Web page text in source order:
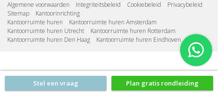
Stel een vraag Plan gratis rondleiding
Algemene voorwaarden
Integriteitsbeleid Cookiebeleid Privacybeleid
Sitemap
Kantoorinrichting
Kantoorruimte huren
Kantoorruimte huren Amsterdam
Kantoorruimte huren Utrecht
Kantoorruimte huren Rotterdam
Kantoorruimte huren Den Haag
Kantoorruimte huren Eindhoven